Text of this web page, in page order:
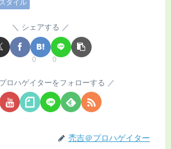
タイル
シェアする
0 0
ロハゲイターをフォローする
禿吉＠プロハゲイター